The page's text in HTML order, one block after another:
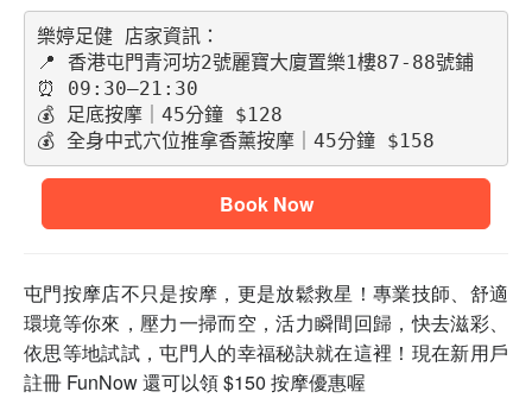
樂婷足健 店家資訊：
📍 香港屯門青河坊2號麗寶大廈置樂1樓87-88號鋪
⏰ 09:30–21:30
💰 足底按摩｜45分鐘 $128
💰 全身中式穴位推拿香薰按摩｜45分鐘 $158
Book Now
屯門按摩店不只是按摩，更是放鬆救星！專業技師、舒適
環境等你來，壓力一掃而空，活力瞬間回歸，快去滋彩、
依思等地試試，屯門人的幸福秘訣就在這裡！ 現在新用戶
註冊 FunNow 還可以領 $150 按摩優惠喔